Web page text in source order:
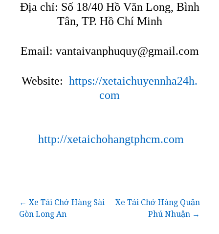
Địa chỉ: Số 18/40 Hồ Văn Long, Bình
Tân, TP. Hồ Chí Minh
Email: vantaivanphuquy@gmail.com
Website: https://xetaichuyennha24h.
com
http://xetaichohangtphcm.com
Điều
← Xe Tải Chở Hàng Sài
Gòn Long An
Xe Tải Chở Hàng Quận
Phú Nhuận →